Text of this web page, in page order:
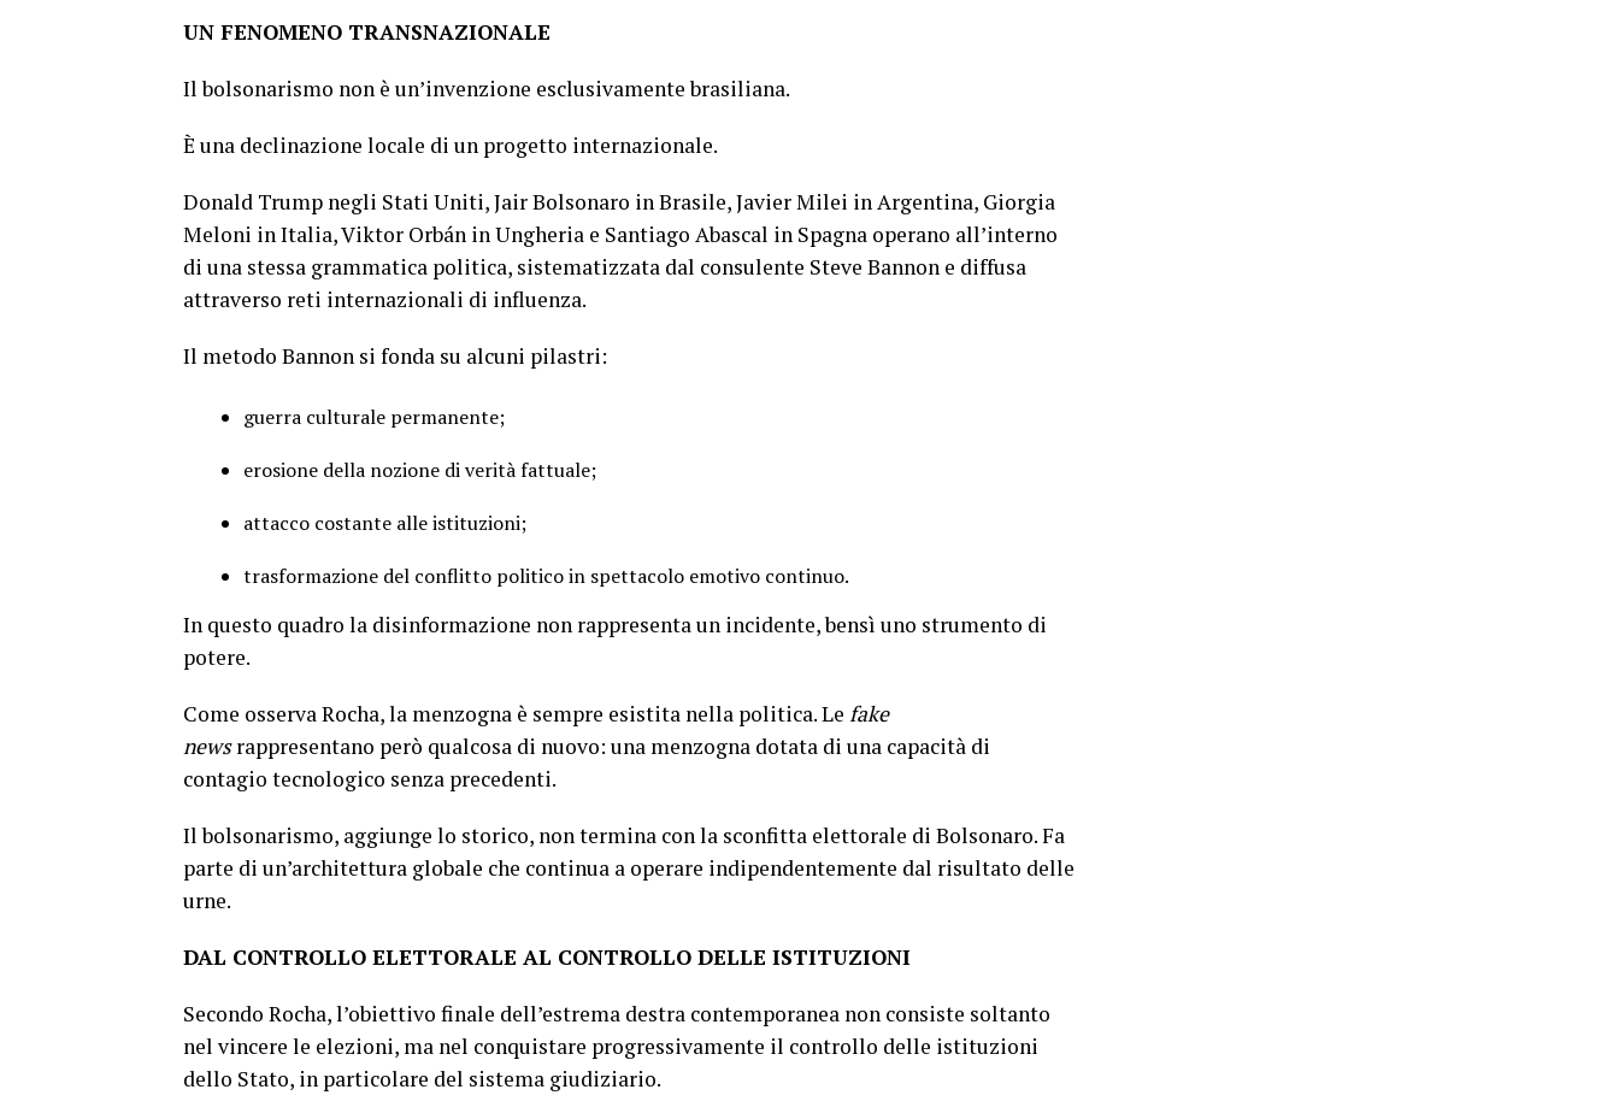
UN FENOMENO TRANSNAZIONALE
Il bolsonarismo non è un’invenzione esclusivamente brasiliana.
È una declinazione locale di un progetto internazionale.
Donald Trump negli Stati Uniti, Jair Bolsonaro in Brasile, Javier Milei in Argentina, Giorgia
Meloni in Italia, Viktor Orbán in Ungheria e Santiago Abascal in Spagna operano all’interno
di una stessa grammatica politica, sistematizzata dal consulente Steve Bannon e diffusa
attraverso reti internazionali di influenza.
Il metodo Bannon si fonda su alcuni pilastri:
guerra culturale permanente;
erosione della nozione di verità fattuale;
attacco costante alle istituzioni;
trasformazione del conflitto politico in spettacolo emotivo continuo.
In questo quadro la disinformazione non rappresenta un incidente, bensì uno strumento di
potere.
Come osserva Rocha, la menzogna è sempre esistita nella politica. Le fake
newsrappresentano però qualcosa di nuovo: una menzogna dotata di una capacità di
contagio tecnologico senza precedenti.
Il bolsonarismo, aggiunge lo storico, non termina con la sconfitta elettorale di Bolsonaro. Fa
parte di un’architettura globale che continua a operare indipendentemente dal risultato delle
urne.
DAL CONTROLLO ELETTORALE AL CONTROLLO DELLE ISTITUZIONI
Secondo Rocha, l’obiettivo finale dell’estrema destra contemporanea non consiste soltanto
nel vincere le elezioni, ma nel conquistare progressivamente il controllo delle istituzioni
dello Stato, in particolare del sistema giudiziario.